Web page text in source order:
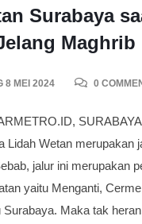
Surabaya
Maghrib
8 MEI 2024 0
Lidah Wetan merupakan
jalur ini merupakan
yaitu Menganti,
Surabaya. Maka tak